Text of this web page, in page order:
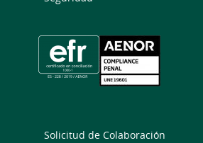
Solicitud de Colaboración